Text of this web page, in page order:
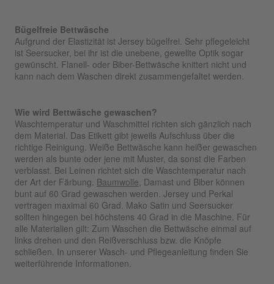
Bügelfreie Bettwäsche
Aufgrund der Elastizität ist Jersey bügelfrei. Sehr pflegeleicht
ist Seersucker, bei ihr ist die unebene, gewellte Optik sogar
gewünscht. Flanell- oder Biber-Bettwäsche knittert nicht und
kann nach dem Waschen direkt zusammengefaltet werden.
Wie wird Bettwäsche gewaschen?
Waschtemperatur und Waschmittel richten sich gänzlich nach
dem Material. Das Etikett gibt jeweils Aufschluss über die
richtige Reinigung. Weiße Bettwäsche kann heißer gewaschen
werden als bunte oder jene mit Muster, da sonst die Farben
verblasst. Bei Leinen richtet sich die Waschtemperatur nach
der Art der Färbung. Baumwolle , Damast und Biber können
bunt auf 60 Grad gewaschen werden. Jersey und Perkal
vertragen maximal 60 Grad. Mako Satin und Seersucker
sollten hingegen bei höchstens 40 Grad in die Maschine. Für
alle Materialien gilt: Zum Waschen die Bettwäsche einmal auf
links drehen und den Reißverschluss bzw. die Knöpfe
schließen. In unserer Wasch- und Pflegeanleitung finden Sie
weiterführende Informationen.